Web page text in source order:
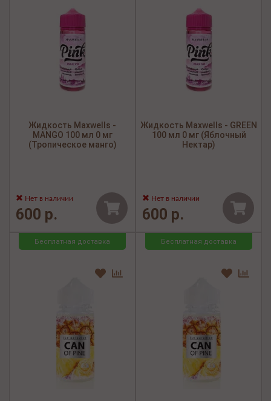
Жидкость Maxwells -
MANGO 100 мл 0 мг
(Тропическое манго)
Нет в наличии
600 р.
Жидкость Maxwells - GREEN
100 мл 0 мг (Яблочный
Нектар)
Нет в наличии
600 р.
Бесплатная доставка Бесплатная доставка